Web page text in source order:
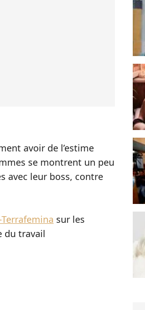
avoir de l’estime
se montrent un peu
avec leur boss, contre
sur les
du travail